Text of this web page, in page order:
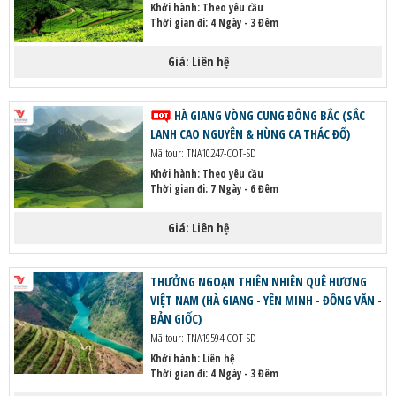
Bản Giốc.
Tìm hiểu văn hóa dân tộc Tày, Nùng qua các làng bản cổ
sắm đặc sản.
Khám phá ẩm thực địa phương tại các quán ăn truyền thống.
Trekking khám phá những cung đường tuyệt đẹp trong Công
viên địa chất.
Để làm quà tặng người thân,
bạn không thể bỏ qua:
Hạt dẻ Trùng Khánh:Đặc sản nổi tiếng của Cao Bằng,
thơm bùi và bổ dưỡng.
Lạp xưởng hun khói Cao Bằng:
núi rừng.
Bánh khảo:Món bánh truyền thống ngọt ngào, thơm ngon.
Khởi hành: Theo yêu cầu
Thời gian đi: 4 Ngày - 3 Đêm
Giá: Liên hệ
HÀ GIANG VÒNG CUNG ĐÔNG BẮC (SẮC
LANH CAO NGUYÊN & HÙNG CA THÁC ĐỔ)
Mã tour: TNA10247-COT-SD
Khởi hành: Theo yêu cầu
Thời gian đi: 7 Ngày - 6 Đêm
Giá: Liên hệ
THƯỞNG NGOẠN THIÊN NHIÊN QUÊ HƯƠNG
VIỆT NAM (HÀ GIANG - YÊN MINH - ĐỒNG VĂN -
BẢN GIỐC)
Mã tour: TNA19594-COT-SD
Khởi hành: Liên hệ
Thời gian đi: 4 Ngày - 3 Đêm